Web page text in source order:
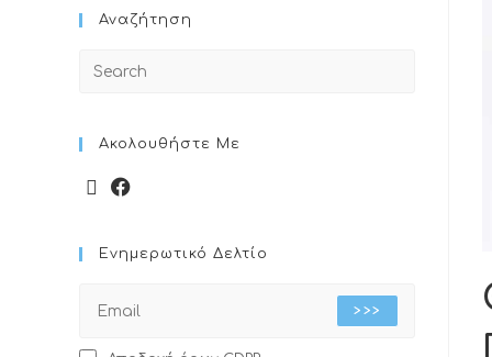
Αναζήτηση
Ακολουθήστε Με
Ενημερωτικό Δελτίο
>>>